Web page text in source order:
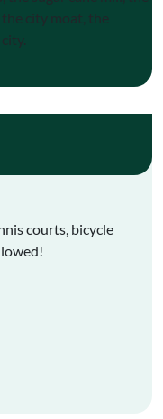
city moat, the
courts, bicycle